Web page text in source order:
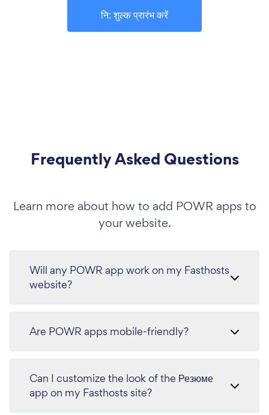
नि: शुल्क प्रारंभ करें
Frequently Asked Questions
Learn more about how to add POWR apps to
your website.
Will any POWR app work on my Fasthosts
website?
Are POWR apps mobile-friendly?
Can I customize the look of the Резюме
app on my Fasthosts site?